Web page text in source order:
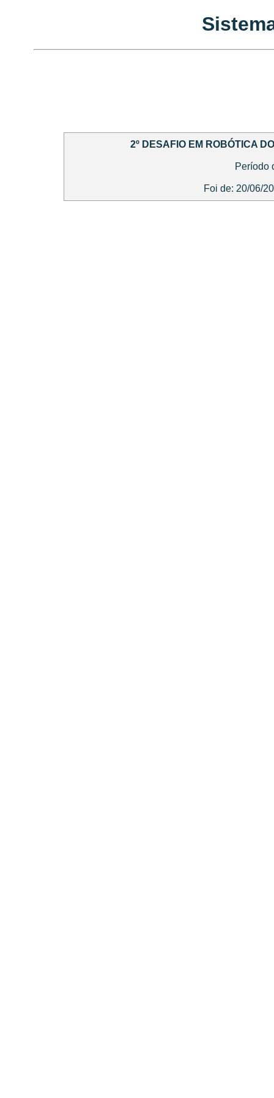
2º DESAFIO EM ROBÓTICA
Período
Foi de: 20/06/